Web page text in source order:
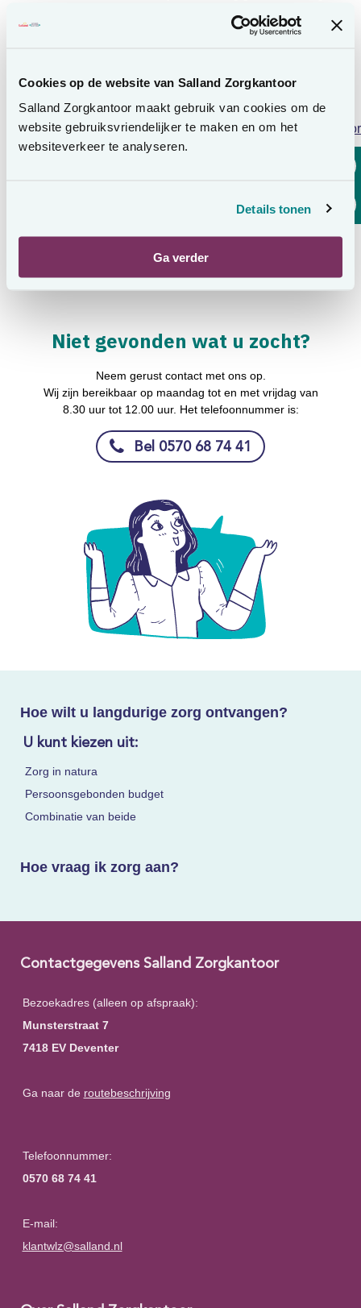
Cookies op de website van Salland Zorgkantoor
Salland Zorgkantoor maakt gebruik van cookies om de
website gebruiksvriendelijker te maken en om het
websiteverkeer te analyseren.
Details tonen
Ga verder
Lees voor
uw melding.
vernieuwend en substantieel zijn, én voldoen aan de
voorwaarden hierboven.
Tot slot
Houdt u zich niet aan de voorwaarden? Dan kan Salland
Niet gevonden wat u zocht?
Neem gerust contact met ons op.
Wij zijn bereikbaar op maandag tot en met vrijdag van
8.30 uur tot 12.00 uur. Het telefoonnummer is:
Bel 0570 68 74 41
Hoe wilt u langdurige zorg ontvangen?
U kunt kiezen uit:
Zorg in natura
Persoonsgebonden budget
Combinatie van beide
Hoe vraag ik zorg aan?
Contactgegevens Salland Zorgkantoor
Bezoekadres (alleen op afspraak):
Munsterstraat 7
7418 EV Deventer
Ga naar de routebeschrijving
Telefoonnummer:
0570 68 74 41
E-mail:
klantwlz@salland.nl